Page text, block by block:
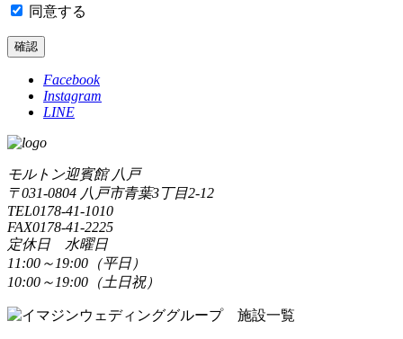
同意する
確認
Facebook
Instagram
LINE
モルトン迎賓館 八戸
〒031-0804 八戸市青葉3丁目2-12
TEL0178-41-1010
FAX0178-41-2225
定休日 水曜日
11:00～19:00（平日）
10:00～19:00（土日祝）